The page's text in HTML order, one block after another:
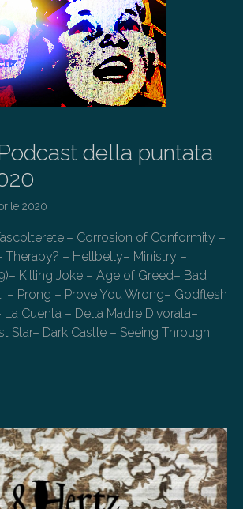
della puntata
2020
Corrosion of Conformity –
Therapy? – Hellbelly– Ministry –
Killing Joke – Age of Greed– Bad
I– Prong – Prove You Wrong– Godflesh
Cuenta – Della Madre Divorata–
Star– Dark Castle – Seeing Through